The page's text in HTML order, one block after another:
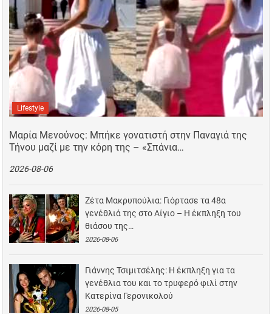
Lifestyle
Μαρία Μενούνος: Μπήκε γονατιστή στην Παναγιά της
Τήνου μαζί με την κόρη της – «Σπάνια…
2026-08-06
Ζέτα Μακρυπούλια: Γιόρτασε τα 48α
γενέθλιά της στο Αίγιο – Η έκπληξη του
θιάσου της…
2026-08-06
Γιάννης Τσιμιτσέλης: Η έκπληξη για τα
γενέθλια του και το τρυφερό φιλί στην
Κατερίνα Γερονικολού
2026-08-05